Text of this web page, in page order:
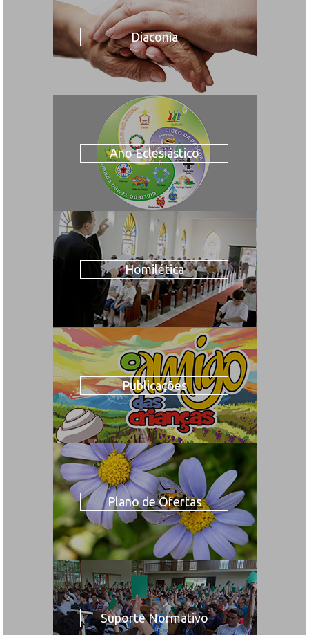
Diaconia
Ano Eclesiástico
Homilética
Publicações
Plano de Ofertas
Suporte Normativo